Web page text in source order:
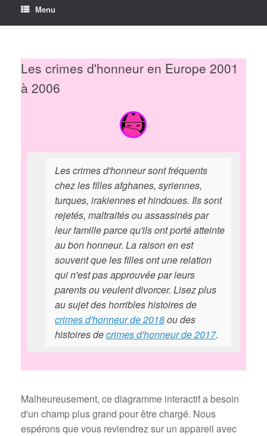
Menu
Les crimes d'honneur en Europe 2001
à 2006
Les crimes d'honneur sont fréquents
chez les filles afghanes, syriennes,
turques, irakiennes et hindoues. Ils sont
rejetés, maltraités ou assassinés par
leur famille parce qu'ils ont porté atteinte
au bon honneur. La raison en est
souvent que les filles ont une relation
qui n'est pas approuvée par leurs
parents ou veulent divorcer. Lisez plus
au sujet des horribles histoires de
crimes d'honneur de 2018ou des
histoires decrimes d'honneur de 2017.
Malheureusement, ce diagramme interactif a besoin
d'un champ plus grand pour être chargé. Nous
espérons que vous reviendrez sur un appareil avec